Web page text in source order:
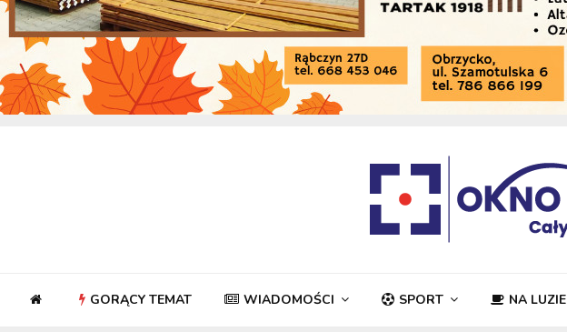
GORĄCY TEMAT WIADOMOŚCI SPORT NA LUZIE